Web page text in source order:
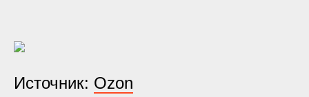
Источник: Ozon